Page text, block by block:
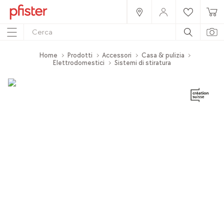
Home Prodotti Accessori
Casa & pulizia
Elettrodomestici
Sistemi di stiratura